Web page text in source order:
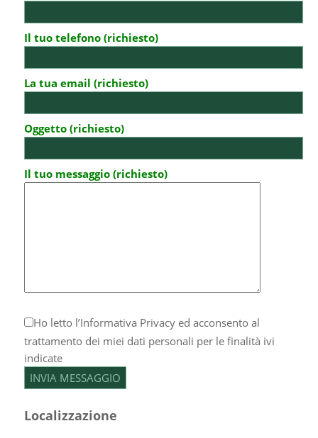
Il tuo telefono (richiesto)
La tua email (richiesto)
Oggetto (richiesto)
Il tuo messaggio (richiesto)
Ho letto l’Informativa Privacyed acconsento al
trattamento dei miei dati personali per le finalità ivi
indicate
Localizzazione